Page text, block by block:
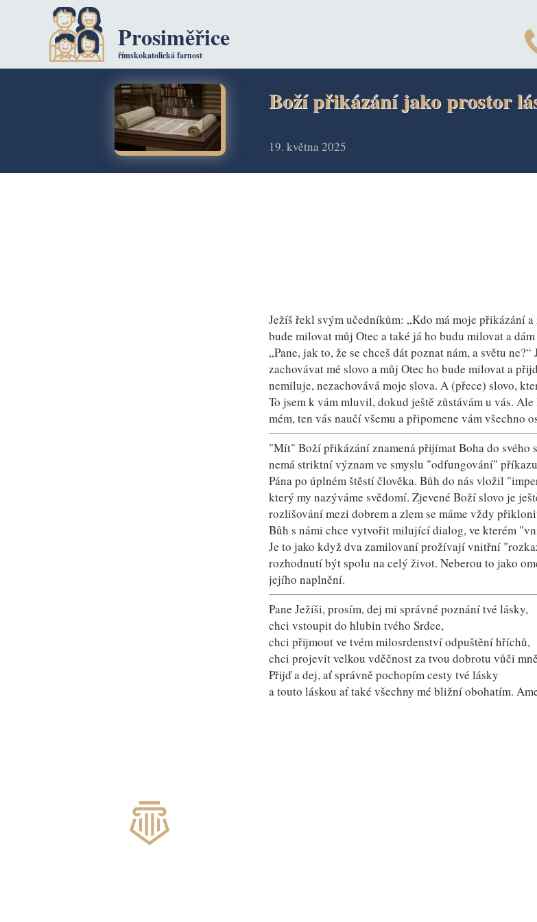
Prosiměřice
římskokatolická farnost
19. května 2025
Boží přikázání jako prostor
Ježíš řekl svým učedníkům: „Kdo má moje přikázání
bude milovat můj Otec a také já ho budu milovat a
„Pane, jak to, že se chceš dát poznat nám, a světu
zachovávat mé slovo a můj Otec ho bude milovat a
nemiluje, nezachovává moje slova. A (přece) slovo,
To jsem k vám mluvil, dokud ještě zůstávám u vás.
mém, ten vás naučí všemu a připomene vám všechno
"Mít" Boží přikázání znamená přijímat Boha do
nemá striktní význam ve smyslu "odfungování"
Pána po úplném štěstí člověka. Bůh do nás vložil
který my nazýváme svědomí. Zjevené Boží slovo je
rozlišování mezi dobrem a zlem se máme vždy
Bůh s námi chce vytvořit milující dialog, ve kterém
Je to jako když dva zamilovaní prožívají vnitřní
rozhodnutí být spolu na celý život. Neberou to jako
jejího naplnění.
Pane Ježíši, prosím, dej mi správné poznání tvé lásky,
chci vstoupit do hlubin tvého Srdce,
chci přijmout ve tvém milosrdenství odpuštění hříchů,
chci projevit velkou vděčnost za tvou dobrotu vůči
Přijď a dej, ať správně pochopím cesty tvé lásky
a touto láskou ať také všechny mé bližní obohatím.